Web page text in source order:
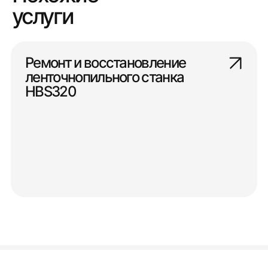
услуги
Ремонт и восстановление
ленточнопильного станка
НВS320